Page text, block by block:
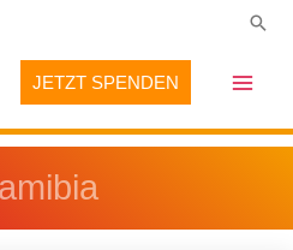
JETZT SPENDEN